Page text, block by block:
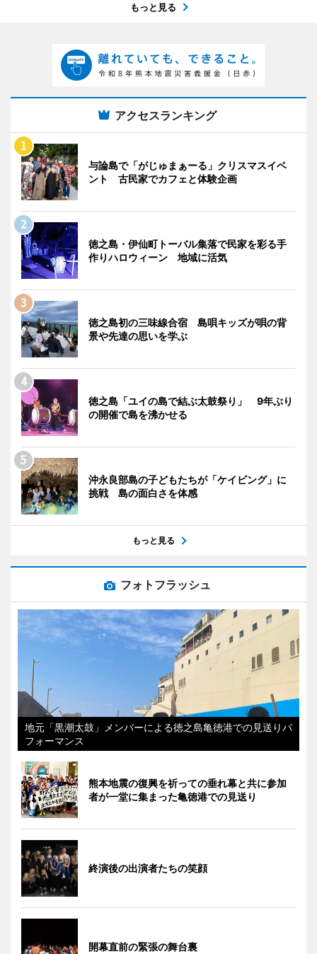
もっと見る
アクセスランキング
与論島で「がじゅまぁーる」クリスマスイベ
ント 古民家でカフェと体験企画
徳之島・伊仙町トーバル集落で民家を彩る手
作りハロウィーン 地域に活気
徳之島初の三味線合宿 島唄キッズが唄の背
景や先達の思いを学ぶ
徳之島「ユイの島で結ぶ太鼓祭り」 9年ぶり
の開催で島を沸かせる
沖永良部島の子どもたちが「ケイビング」に
挑戦 島の面白さを体感
もっと見る
フォトフラッシュ
地元「黒潮太鼓」メンバーによる徳之島亀徳港での見送りパ
フォーマンス
熊本地震の復興を祈っての垂れ幕と共に参加
者が一堂に集まった亀徳港での見送り
終演後の出演者たちの笑顔
開幕直前の緊張の舞台裏